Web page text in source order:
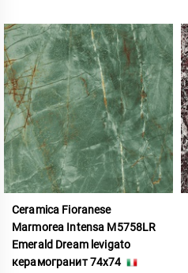
Ceramica Fioranese
Marmorea Intensa M5758LR
Emerald Dream levigato
керамогранит 74x74